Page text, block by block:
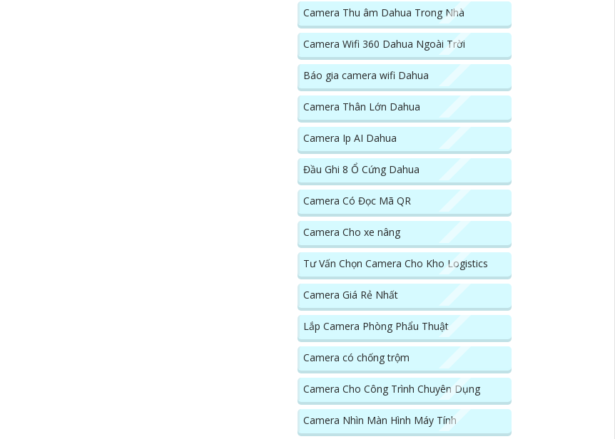
Camera Thu âm Dahua Trong Nhà
Camera Wifi 360 Dahua Ngoài Trời
Báo gia camera wifi Dahua
Camera Thân Lớn Dahua
Camera Ip AI Dahua
Đầu Ghi 8 Ổ Cứng Dahua
Camera Có Đọc Mã QR
Camera Cho xe nâng
Tư Vấn Chọn Camera Cho Kho Logistics
Camera Giá Rẻ Nhất
Lắp Camera Phòng Phẩu Thuật
Camera có chống trộm
Camera Cho Công Trình Chuyên Dụng
Camera Nhìn Màn Hình Máy Tính